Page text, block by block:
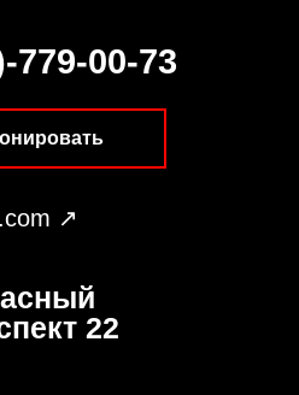
779-00-73
22
↗︎